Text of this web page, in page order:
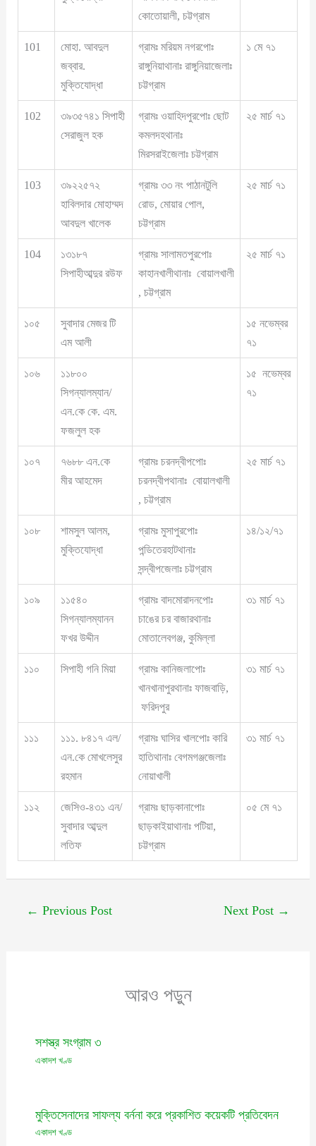
কোতোয়ালী, চট্টগ্রাম
101
মোহা. আবদুল
জব্বার.
মুক্তিযোদ্ধা
গ্রামঃ মরিয়ম নগরপোঃ
রাঙ্গুনিয়াথানাঃ রাঙ্গুনিয়াজেলাঃ
চট্টগ্রাম
১ মে ৭১
102
৩৯৩৫৭৪১ সিপাহী
সেরাজুল হক
গ্রামঃ ওয়াহিদপুরপোঃ ছোট
কমলদহথানাঃ
মিরসরাইজেলাঃ চট্টগ্রাম
২৫ মার্চ ৭১
103
৩৯২২৫৭২
হাবিলদার মোহাম্মদ
আবদুল খালেক
গ্রামঃ ৩৩ নং পাঠানটুলি
রোড, মোয়ার পোল,
চট্টগ্রাম
২৫ মার্চ ৭১
104
১৩১৮৭
সিপাহীআব্দুর রউফ
গ্রামঃ সালামতপুরপোঃ
কাহানখালীথানাঃ বোয়ালখালী
, চট্টগ্রাম
২৫ মার্চ ৭১
১০৫
সুবাদার মেজর টি
এম আলী
১৫ নভেম্বর
৭১
১০৬
১১৮০০
সিগন্যালম্যান/
এন.কে কে. এম.
ফজলুল হক
১৫ নভেম্বর
৭১
১০৭
৭৬৮৮ এন.কে
মীর আহমেদ
গ্রামঃ চরনদ্বীপপোঃ
চরনদ্বীপথানাঃ বোয়ালখালী
, চট্টগ্রাম
২৫ মার্চ ৭১
১০৮
শামসুল আলম,
মুক্তিযোদ্ধা
গ্রামঃ মুসাপুরপোঃ
পন্ডিতেরহাটথানাঃ
সন্দ্বীপজেলাঃ চট্টগ্রাম
১৪/১২/৭১
১০৯
১১৫৪০
সিগন্যালম্যানন
ফখর উদ্দীন
গ্রামঃ বাদমোরাদনপোঃ
চাঙের চর বাজারথানাঃ
মোতালেবগঞ্জ, কুমিল্লা
৩১ মার্চ ৭১
১১০ সিপাহী গনি মিয়া
গ্রামঃ কানিজলাপোঃ
খানখানাপুরথানাঃ ফাজবাড়ি,
ফরিদপুর
৩১ মার্চ ৭১
১১১
১১১. ৮৪১৭ এল/
এন.কে মোখলেসুর
রহমান
গ্রামঃ ঘাসির খালপোঃ কারি
হাতিথানাঃ বেগমগঞ্জজেলাঃ
নোয়াখালী
৩১ মার্চ ৭১
১১২
জেসিও-৪৩১ এন/
সুবাদার আব্দুল
লতিফ
গ্রামঃ ছাড়কানাপোঃ
ছাড়কাইয়াথানাঃ পটিয়া,
চট্টগ্রাম
০৫ মে ৭১
← Previous Post Next Post →
আরও পড়ুন
সশস্ত্র সংগ্রাম ৩
একাদশ খণ্ড
মুক্তিসেনাদের সাফল্য বর্ননা করে প্রকাশিত কয়েকটি প্রতিবেদন
একাদশ খণ্ড